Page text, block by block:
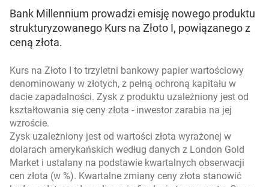
Bank Millennium prowadzi emisję nowego produktu
strukturyzowanego Kurs na Złoto I, powiązanego z
ceną złota.
Kurs na Złoto I to trzyletni bankowy papier wartościowy
denominowany w złotych, z pełną ochroną kapitału w
dacie zapadalności. Zysk z produktu uzależniony jest od
kształtowania się ceny złota - inwestor zarabia na jej
wzroście.
Zysk uzależniony jest od wartości złota wyrażonej w
dolarach amerykańskich według danych z London Gold
Market i ustalany na podstawie kwartalnych obserwacji
cen złota (w %). Kwartalne zmiany ceny złota stanowić